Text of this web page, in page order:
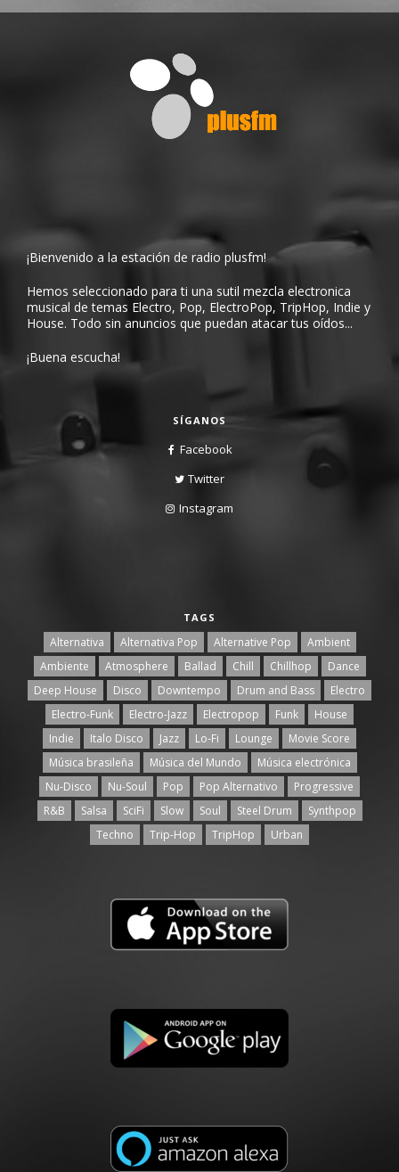
¡Bienvenido a la estación de radio plusfm!
Hemos seleccionado para ti una sutil mezcla electronica
musical de temas Electro, Pop, ElectroPop, TripHop, Indie y
House. Todo sin anuncios que puedan atacar tus oídos...
¡Buena escucha!
SÍGANOS
Facebook
Twitter
Instagram
TAGS
Alternativa Alternativa Pop Alternative Pop
Ambient
Ambiente
Atmosphere Ballad Chill Chillhop
Dance
Deep House
Disco Downtempo Drum and Bass
Electro
Electro-Funk
Electro-Jazz Electropop Funk
House
Indie
Italo Disco Jazz Lo-Fi Lounge
Movie Score
Música brasileña
Música del Mundo
Música electrónica
Nu-Disco
Nu-Soul Pop Pop Alternativo
Progressive
R&B
Salsa SciFi Slow Soul Steel Drum
Synthpop
Techno
Trip-Hop TripHop Urban